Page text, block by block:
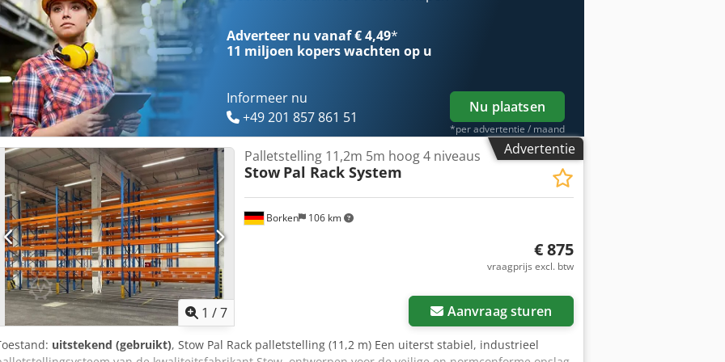
Adverteer nu vanaf € 4,49*
11 miljoen koperswachten op u
Informeer nu
+49 201 857 861 51
Nu plaatsen
*per advertentie / maand
Advertentie
1 /7
Borken 106 km
Palletstelling 11,2m 5m hoog 4 niveaus
Stow Pal Rack System
€ 875
vraagprijs excl. btw
Aanvraag sturen
uitstekend (gebruikt), Stow Pal Rack palletstelling (11,2 m) Een uiterst stabiel, industrieel